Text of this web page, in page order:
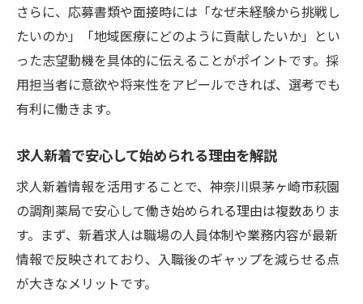
さらに、応募書類や面接時には「なぜ未経験から挑戦し
たいのか」「地域医療にどのように貢献したいか」とい
った志望動機を具体的に伝えることがポイントです。採
用担当者に意欲や将来性をアピールできれば、選考でも
有利に働きます。
求人新着で安心して始められる理由を解説
求人新着情報を活用することで、神奈川県茅ヶ崎市萩園
の調剤薬局で安心して働き始められる理由は複数ありま
す。まず、新着求人は職場の人員体制や業務内容が最新
情報で反映されており、入職後のギャップを減らせる点
が大きなメリットです。